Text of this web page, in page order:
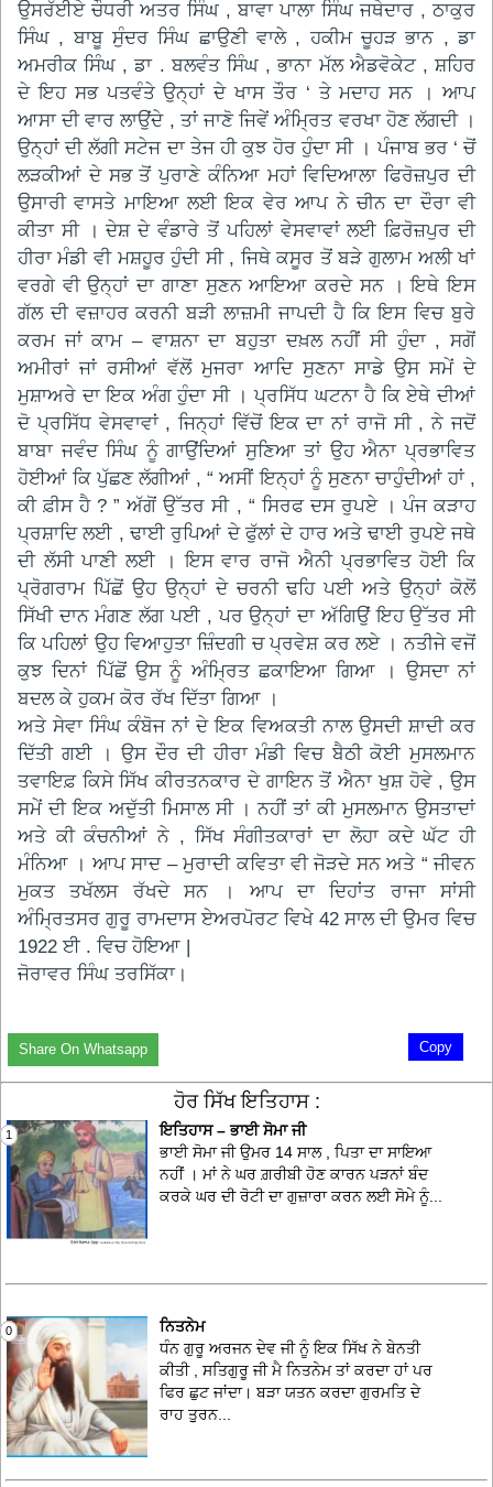
ਉਸਰੱਈਏ ਚੌਧਰੀ ਅਤਰ ਸਿੰਘ , ਬਾਵਾ ਪਾਲਾ ਸਿੰਘ ਜਥੇਦਾਰ , ਠਾਕੁਰ
ਸਿੰਘ , ਬਾਬੂ ਸੁੰਦਰ ਸਿੰਘ ਛਾਉਣੀ ਵਾਲੇ , ਹਕੀਮ ਚੂਹੜ ਭਾਨ , ਡਾ
ਅਮਰੀਕ ਸਿੰਘ , ਡਾ . ਬਲਵੰਤ ਸਿੰਘ , ਭਾਨਾ ਮੱਲ ਐਡਵੋਕੇਟ , ਸ਼ਹਿਰ
ਦੇ ਇਹ ਸਭ ਪਤਵੰਤੇ ਉਨ੍ਹਾਂ ਦੇ ਖਾਸ ਤੌਰ ‘ ਤੇ ਮਦਾਹ ਸਨ । ਆਪ
ਆਸਾ ਦੀ ਵਾਰ ਲਾਉਂਦੇ , ਤਾਂ ਜਾਣੋ ਜਿਵੇਂ ਅੰਮ੍ਰਿਤ ਵਰਖਾ ਹੋਣ ਲੱਗਦੀ ।
ਉਨ੍ਹਾਂ ਦੀ ਲੱਗੀ ਸਟੇਜ ਦਾ ਤੇਜ ਹੀ ਕੁਝ ਹੋਰ ਹੁੰਦਾ ਸੀ । ਪੰਜਾਬ ਭਰ ‘ ਚੋਂ
ਲੜਕੀਆਂ ਦੇ ਸਭ ਤੋਂ ਪੁਰਾਣੇ ਕੰਨਿਆ ਮਹਾਂ ਵਿਦਿਆਲਾ ਫਿਰੋਜ਼ਪੁਰ ਦੀ
ਉਸਾਰੀ ਵਾਸਤੇ ਮਾਇਆ ਲਈ ਇਕ ਵੇਰ ਆਪ ਨੇ ਚੀਨ ਦਾ ਦੌਰਾ ਵੀ
ਕੀਤਾ ਸੀ । ਦੇਸ਼ ਦੇ ਵੰਡਾਰੇ ਤੋਂ ਪਹਿਲਾਂ ਵੇਸਵਾਵਾਂ ਲਈ ਫ਼ਿਰੋਜ਼ਪੁਰ ਦੀ
ਹੀਰਾ ਮੰਡੀ ਵੀ ਮਸ਼ਹੂਰ ਹੁੰਦੀ ਸੀ , ਜਿਥੇ ਕਸੂਰ ਤੋਂ ਬੜੇ ਗੁਲਾਮ ਅਲੀ ਖਾਂ
ਵਰਗੇ ਵੀ ਉਨ੍ਹਾਂ ਦਾ ਗਾਣਾ ਸੁਣਨ ਆਇਆ ਕਰਦੇ ਸਨ । ਇਥੇ ਇਸ
ਗੱਲ ਦੀ ਵਜ਼ਾਹਰ ਕਰਨੀ ਬੜੀ ਲਾਜ਼ਮੀ ਜਾਪਦੀ ਹੈ ਕਿ ਇਸ ਵਿਚ ਬੁਰੇ
ਕਰਮ ਜਾਂ ਕਾਮ – ਵਾਸ਼ਨਾ ਦਾ ਬਹੁਤਾ ਦਖ਼ਲ ਨਹੀਂ ਸੀ ਹੁੰਦਾ , ਸਗੋਂ
ਅਮੀਰਾਂ ਜਾਂ ਰਸੀਆਂ ਵੱਲੋਂ ਮੁਜਰਾ ਆਦਿ ਸੁਣਨਾ ਸਾਡੇ ਉਸ ਸਮੇਂ ਦੇ
ਮੁਸ਼ਾਅਰੇ ਦਾ ਇਕ ਅੰਗ ਹੁੰਦਾ ਸੀ । ਪ੍ਰਸਿੱਧ ਘਟਨਾ ਹੈ ਕਿ ਏਥੇ ਦੀਆਂ
ਦੋ ਪ੍ਰਸਿੱਧ ਵੇਸਵਾਵਾਂ , ਜਿਨ੍ਹਾਂ ਵਿੱਚੋਂ ਇਕ ਦਾ ਨਾਂ ਰਾਜੋ ਸੀ , ਨੇ ਜਦੋਂ
ਬਾਬਾ ਜਵੰਦ ਸਿੰਘ ਨੂੰ ਗਾਉਂਦਿਆਂ ਸੁਣਿਆ ਤਾਂ ਉਹ ਐਨਾ ਪ੍ਰਭਾਵਿਤ
ਹੋਈਆਂ ਕਿ ਪੁੱਛਣ ਲੱਗੀਆਂ , “ ਅਸੀਂ ਇਨ੍ਹਾਂ ਨੂੰ ਸੁਣਨਾ ਚਾਹੁੰਦੀਆਂ ਹਾਂ ,
ਕੀ ਫ਼ੀਸ ਹੈ ? ” ਅੱਗੋਂ ਉੱਤਰ ਸੀ , “ ਸਿਰਫ ਦਸ ਰੁਪਏ । ਪੰਜ ਕੜਾਹ
ਪ੍ਰਸ਼ਾਦਿ ਲਈ , ਢਾਈ ਰੁਪਿਆਂ ਦੇ ਫੁੱਲਾਂ ਦੇ ਹਾਰ ਅਤੇ ਢਾਈ ਰੁਪਏ ਜਥੇ
ਦੀ ਲੱਸੀ ਪਾਣੀ ਲਈ । ਇਸ ਵਾਰ ਰਾਜੋ ਐਨੀ ਪ੍ਰਭਾਵਿਤ ਹੋਈ ਕਿ
ਪ੍ਰੋਗਰਾਮ ਪਿੱਛੋਂ ਉਹ ਉਨ੍ਹਾਂ ਦੇ ਚਰਨੀ ਢਹਿ ਪਈ ਅਤੇ ਉਨ੍ਹਾਂ ਕੋਲੋਂ
ਸਿੱਖੀ ਦਾਨ ਮੰਗਣ ਲੱਗ ਪਈ , ਪਰ ਉਨ੍ਹਾਂ ਦਾ ਅੱਗਿਉਂ ਇਹ ਉੱਤਰ ਸੀ
ਕਿ ਪਹਿਲਾਂ ਉਹ ਵਿਆਹੁਤਾ ਜ਼ਿੰਦਗੀ ਚ ਪ੍ਰਵੇਸ਼ ਕਰ ਲਏ । ਨਤੀਜੇ ਵਜੋਂ
ਕੁਝ ਦਿਨਾਂ ਪਿੱਛੋਂ ਉਸ ਨੂੰ ਅੰਮ੍ਰਿਤ ਛਕਾਇਆ ਗਿਆ । ਉਸਦਾ ਨਾਂ
ਬਦਲ ਕੇ ਹੁਕਮ ਕੋਰ ਰੱਖ ਦਿੱਤਾ ਗਿਆ ।
ਅਤੇ ਸੇਵਾ ਸਿੰਘ ਕੰਬੋਜ ਨਾਂ ਦੇ ਇਕ ਵਿਅਕਤੀ ਨਾਲ ਉਸਦੀ ਸ਼ਾਦੀ ਕਰ
ਦਿੱਤੀ ਗਈ । ਉਸ ਦੌਰ ਦੀ ਹੀਰਾ ਮੰਡੀ ਵਿਚ ਬੈਠੀ ਕੋਈ ਮੁਸਲਮਾਨ
ਤਵਾਇਫ਼ ਕਿਸੇ ਸਿੱਖ ਕੀਰਤਨਕਾਰ ਦੇ ਗਾਇਨ ਤੋਂ ਐਨਾ ਖੁਸ਼ ਹੋਵੇ , ਉਸ
ਸਮੇਂ ਦੀ ਇਕ ਅਦੁੱਤੀ ਮਿਸਾਲ ਸੀ । ਨਹੀਂ ਤਾਂ ਕੀ ਮੁਸਲਮਾਨ ਉਸਤਾਦਾਂ
ਅਤੇ ਕੀ ਕੰਚਨੀਆਂ ਨੇ , ਸਿੱਖ ਸੰਗੀਤਕਾਰਾਂ ਦਾ ਲੋਹਾ ਕਦੇ ਘੱਟ ਹੀ
ਮੰਨਿਆ । ਆਪ ਸਾਦ – ਮੁਰਾਦੀ ਕਵਿਤਾ ਵੀ ਜੋੜਦੇ ਸਨ ਅਤੇ “ ਜੀਵਨ
ਮੁਕਤ ਤਖੱਲਸ ਰੱਖਦੇ ਸਨ । ਆਪ ਦਾ ਦਿਹਾਂਤ ਰਾਜਾ ਸਾਂਸੀ
ਅੰਮ੍ਰਿਤਸਰ ਗੁਰੂ ਰਾਮਦਾਸ ਏਅਰਪੋਰਟ ਵਿਖੇ 42 ਸਾਲ ਦੀ ਉਮਰ ਵਿਚ
1922 ਈ . ਵਿਚ ਹੋਇਆ |
ਜੋਰਾਵਰ ਸਿੰਘ ਤਰਸਿੱਕਾ।
Copy
Share On Whatsapp
ਹੋਰ ਸਿੱਖ ਇਤਿਹਾਸ :
1
ਇਤਿਹਾਸ – ਭਾਈ ਸੋਮਾ ਜੀ
ਭਾਈ ਸੋਮਾ ਜੀ ਉਮਰ 14 ਸਾਲ , ਪਿਤਾ ਦਾ ਸਾਇਆ
ਨਹੀਂ । ਮਾਂ ਨੇ ਘਰ ਗ਼ਰੀਬੀ ਹੋਣ ਕਾਰਨ ਪੜਨਾਂ ਬੰਦ
ਕਰਕੇ ਘਰ ਦੀ ਰੋਟੀ ਦਾ ਗੁਜ਼ਾਰਾ ਕਰਨ ਲਈ ਸੋਮੇ ਨੂੰ...
0
ਨਿਤਨੇਮ
ਧੰਨ ਗੁਰੂ ਅਰਜਨ ਦੇਵ ਜੀ ਨੂੰ ਇਕ ਸਿੱਖ ਨੇ ਬੇਨਤੀ
ਕੀਤੀ , ਸਤਿਗੁਰੂ ਜੀ ਮੈ ਨਿਤਨੇਮ ਤਾਂ ਕਰਦਾ ਹਾਂ ਪਰ
ਫਿਰ ਛੁਟ ਜਾਂਦਾ। ਬੜਾ ਯਤਨ ਕਰਦਾ ਗੁਰਮਤਿ ਦੇ
ਰਾਹ ਤੁੁਰਨ...